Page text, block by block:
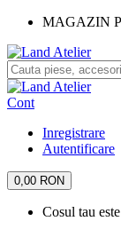
MAGAZIN
Cont
Inregistrare
Autentificare
0,00 RON
Cosul tau